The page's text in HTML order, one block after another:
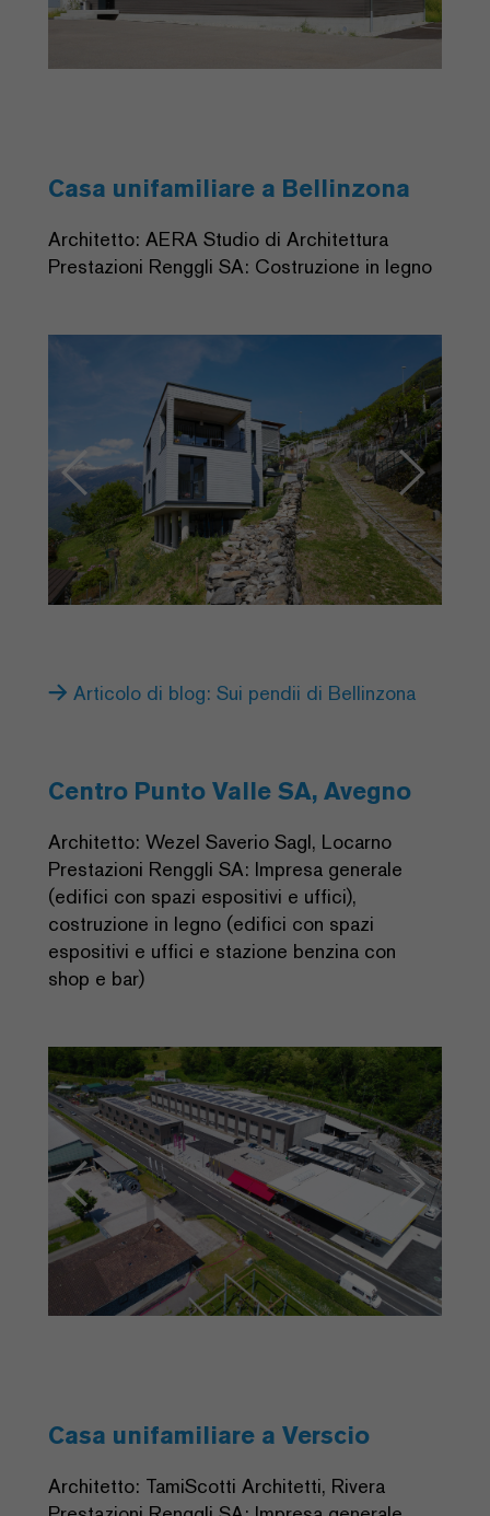
Casa unifamiliare a Bellinzona
Architetto: AERA Studio di Architettura
Prestazioni Renggli SA: Costruzione in legno
Articolo di blog: Sui pendii di Bellinzona
Centro Punto Valle SA, Avegno
Architetto: Wezel Saverio Sagl, Locarno
Prestazioni Renggli SA: Impresa generale
(edifici con spazi espositivi e uffici),
costruzione in legno (edifici con spazi
espositivi e uffici e stazione benzina con
shop e bar)
Previous Next
Casa unifamiliare a Verscio
Architetto: TamiScotti Architetti, Rivera